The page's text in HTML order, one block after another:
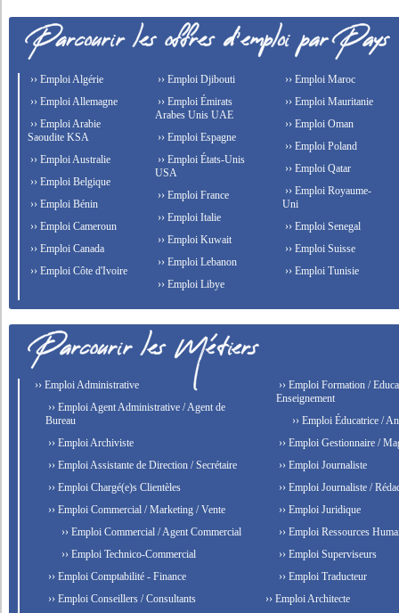
›› Emploi Algérie
›› Emploi Allemagne
›› Emploi Arabie
Saoudite KSA
›› Emploi Australie
›› Emploi Belgique
›› Emploi Bénin
›› Emploi Cameroun
›› Emploi Canada
›› Emploi Côte d'Ivoire
›› Emploi Djibouti
›› Emploi Émirats
Arabes Unis UAE
›› Emploi Espagne
›› Emploi États-Unis
USA
›› Emploi France
›› Emploi Italie
›› Emploi Kuwait
›› Emploi Lebanon
›› Emploi Libye
›› Emploi Maroc
›› Emploi Mauritanie
›› Emploi Oman
›› Emploi Poland
›› Emploi Qatar
›› Emploi Royaume-
Uni
›› Emploi Senegal
›› Emploi Suisse
›› Emploi Tunisie
›› Emploi Administrative
›› Emploi Agent Administrative / Agent de
Bureau
›› Emploi Archiviste
›› Emploi Assistante de Direction / Secrétaire
›› Emploi Chargé(e)s Clientèles
›› Emploi Commercial / Marketing / Vente
›› Emploi Commercial / Agent Commercial
›› Emploi Technico-Commercial
›› Emploi Comptabilité - Finance
›› Emploi Conseillers / Consultants
›› Emploi Formation /
Enseignement
›› Emploi Éducatrice /
›› Emploi Gestionnaire /
›› Emploi Journaliste
›› Emploi Journaliste /
›› Emploi Juridique
›› Emploi Ressources
›› Emploi Superviseurs
›› Emploi Traducteur
›› Emploi Architecte